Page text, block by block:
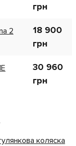
грн
2
18 900
грн
30 960
грн
коляска